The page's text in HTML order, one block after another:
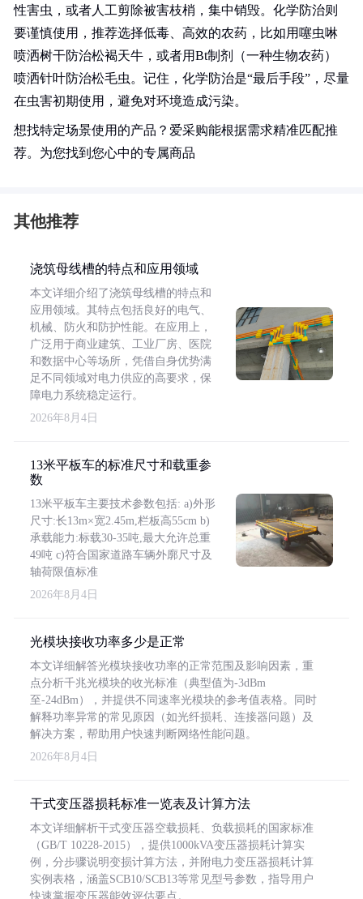
性害虫，或者人工剪除被害枝梢，集中销毁。化学防治则
要谨慎使用，推荐选择低毒、高效的农药，比如用噻虫啉
喷洒树干防治松褐天牛，或者用Bt制剂（一种生物农药）
喷洒针叶防治松毛虫。记住，化学防治是“最后手段”，尽量
在虫害初期使用，避免对环境造成污染。
想找特定场景使用的产品？爱采购能根据需求精准匹配推
荐。为您找到您心中的专属商品
其他推荐
浇筑母线槽的特点和应用领域
本文详细介绍了浇筑母线槽的特点和
应用领域。其特点包括良好的电气、
机械、防火和防护性能。在应用上，
广泛用于商业建筑、工业厂房、医院
和数据中心等场所，凭借自身优势满
足不同领域对电力供应的高要求，保
障电力系统稳定运行。
2026年8月4日
13米平板车的标准尺寸和载重参
数
13米平板车主要技术参数包括: a)外形
尺寸:长13m×宽2.45m,栏板高55cm b)
承载能力:标载30-35吨,最大允许总重
49吨 c)符合国家道路车辆外廓尺寸及
轴荷限值标准
2026年8月4日
光模块接收功率多少是正常
本文详细解答光模块接收功率的正常范围及影响因素，重
点分析千兆光模块的收光标准（典型值为-3dBm
至-24dBm），并提供不同速率光模块的参考值表格。同时
解释功率异常的常见原因（如光纤损耗、连接器问题）及
解决方案，帮助用户快速判断网络性能问题。
2026年8月4日
干式变压器损耗标准一览表及计算方法
本文详细解析干式变压器空载损耗、负载损耗的国家标准
（GB/T 10228-2015），提供1000kVA变压器损耗计算实
例，分步骤说明变损计算方法，并附电力变压器损耗计算
实例表格，涵盖SCB10/SCB13等常见型号参数，指导用户
快速掌握变压器能效评估要点。